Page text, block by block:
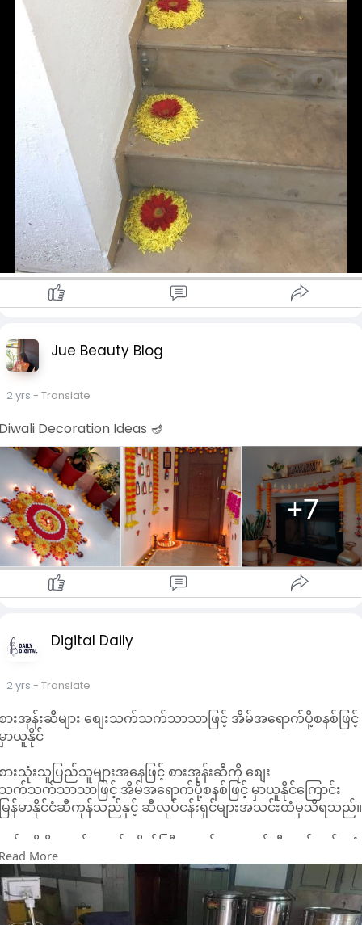
Jue Beauty Blog
2 yrs - Translate
Decoration Ideas 🪔
+7
Digital Daily
2 yrs - Translate
ားအုန်းဆီများ စျေးသက်သက်သာသာဖြင့် အိမ်အရောက်ပို့စနစ်ဖြင့်
ာယူနိုင်
ားသုံးသူပြည်သူများအနေဖြင့် စားအုန်းဆီကို စျေး
က်သက်သာသာဖြင့် အိမ်အရောက်ပို့စနစ်ဖြင့် မှာယူနိုင်ကြောင်း
ြန်မာနိုင်ငံဆီကုန်သည်နှင့် ဆီလုပ်ငန်းရှင်များအသင်းထံမှသိရသည်။
င်းသို့ ပို့ဆောင်ရာတွင် တိုက်ကြီး၊ လှည်းကူး၊ မှော်ဘီ၊ သန်လျင်၊ တွံ့
ေးခရိုင်များထဲမှ အဝေးဆုံးမြို့နယ်များအတွက် သယ်ယူပို့ဆောင်
ပါအဝင် စုစုပေါင်းကျသင့်ငွေ (၂၃၆၀၀)ကျပ်သာ ကျသင့်မည်ဖြစ်
ြီး ကျန်မြို့နယ်များအတွက် စုစုပေါင်း(၂၃၁၀၀)ကျပ်ဖြင့် အိမ်အ
ောက်ပို့ဆောင်ပေးသွားမည် ဖြစ်ကြောင်း သိရသည်။
More